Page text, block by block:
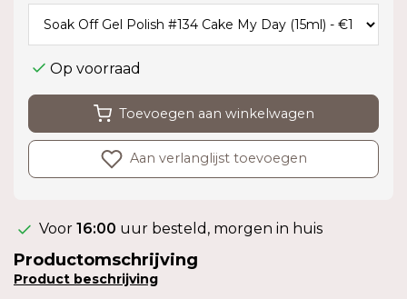
Op voorraad
Toevoegen aan winkelwagen
Aan verlanglijst toevoegen
Voor 16:00 uur besteld, morgen in huis
Productomschrijving
Product beschrijving